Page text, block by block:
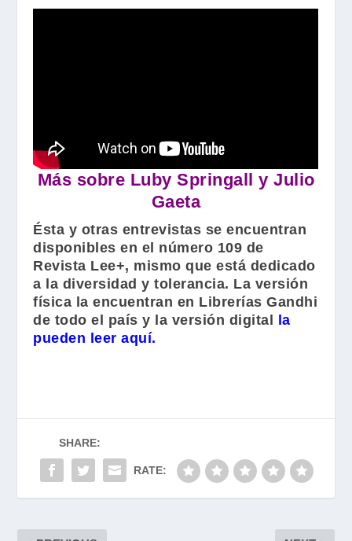
Más sobre Luby Springall y Julio
Gaeta
Ésta y otras entrevistas se encuentran
disponibles en el número 109 de
Revista Lee+, mismo que está dedicado
a la diversidad y tolerancia. La versión
física la encuentran en Librerías Gandhi
de todo el país y la versión digital
la
pueden leer aquí.
SHARE:
RATE: